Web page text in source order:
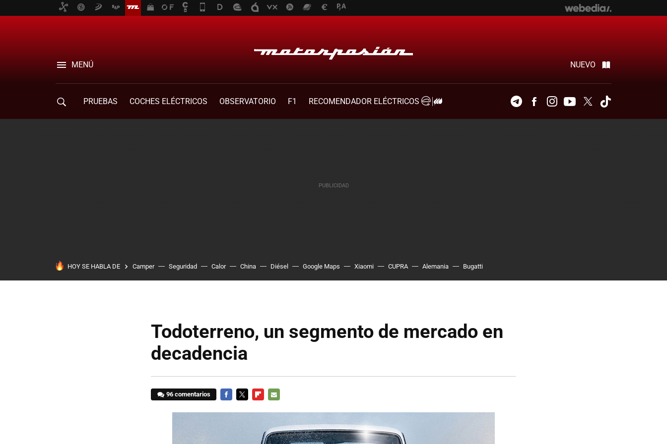
MENÚ NUEVO
PRUEBAS COCHES ELÉCTRICOS OBSERVATORIO F1
RECOMENDADOR ELÉCTRICOS
TelegramFacebookInstagramYoutubeTwitter
HOY SE HABLA DE Camper Seguridad Calor China Diésel Google Maps Xiaomi CUPRA Alemania Bugatti
Todoterreno, un segmento de mercado en
decadencia
96 comentarios